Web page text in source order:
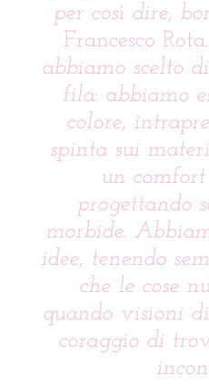
per così dire,
Francesco Rota.
abbiamo scelto
fila: abbiamo
colore,
spinta sui
un comfort
progettando
morbide.
idee, tenendo
che le cose
quando visioni
coraggio di